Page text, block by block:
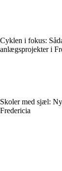
Cyklen i fokus:
anlægsprojekter i
Skoler med sjæl:
Fredericia